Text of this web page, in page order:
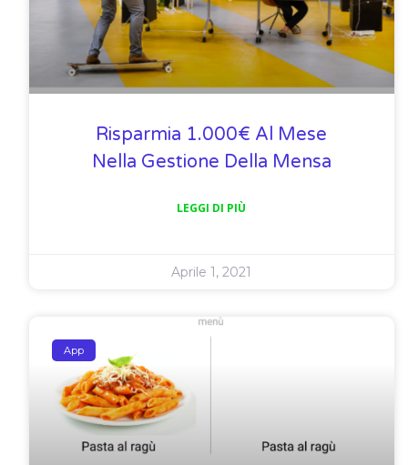
Risparmia 1.000€ Al Mese
Nella Gestione Della Mensa
LEGGI DI PIÙ
Aprile 1, 2021
App